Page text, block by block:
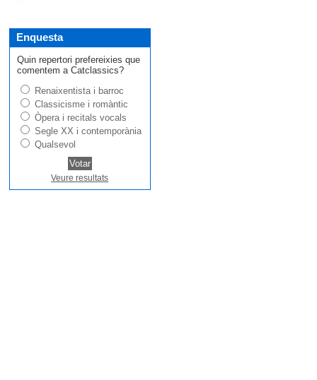
Enquesta
Quin repertori prefereixies que
comentem a Catclassics?
Renaixentista i barroc
Classicisme i romàntic
Òpera i recitals vocals
Segle XX i contemporània
Qualsevol
Veure resultats